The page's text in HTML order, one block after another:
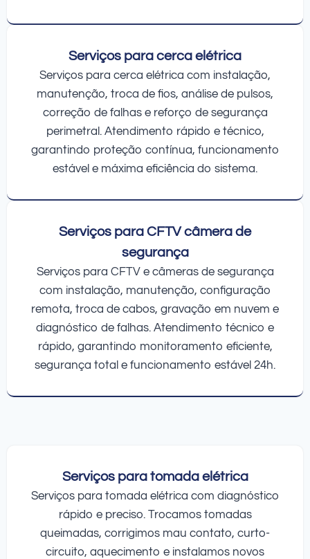
Serviços para cerca elétrica
Serviços para cerca elétrica com instalação,
manutenção, troca de fios, análise de pulsos,
correção de falhas e reforço de segurança
perimetral. Atendimento rápido e técnico,
garantindo proteção contínua, funcionamento
estável e máxima eficiência do sistema.
Serviços para CFTV câmera de
segurança
Serviços para CFTV e câmeras de segurança
com instalação, manutenção, configuração
remota, troca de cabos, gravação em nuvem e
diagnóstico de falhas. Atendimento técnico e
rápido, garantindo monitoramento eficiente,
segurança total e funcionamento estável 24h.
Serviços para tomada elétrica
Serviços para tomada elétrica com diagnóstico
rápido e preciso. Trocamos tomadas
queimadas, corrigimos mau contato, curto-
circuito, aquecimento e instalamos novos